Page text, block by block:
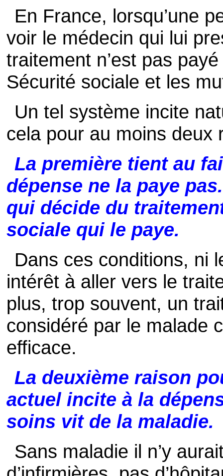
En France, lorsqu’une
voir le médecin qui lui
traitement n’est pas
Sécurité sociale et les
Un tel système incite
cela pour au moins deux
La première tient au
dépense ne la paye
qui décide du
sociale qui le paye.
Dans ces conditions, ni
intérêt à aller vers le
plus, trop souvent, un
considéré par le malade
efficace.
La deuxième raison
actuel incite à la
soins vit de la maladie.
Sans maladie il n’y